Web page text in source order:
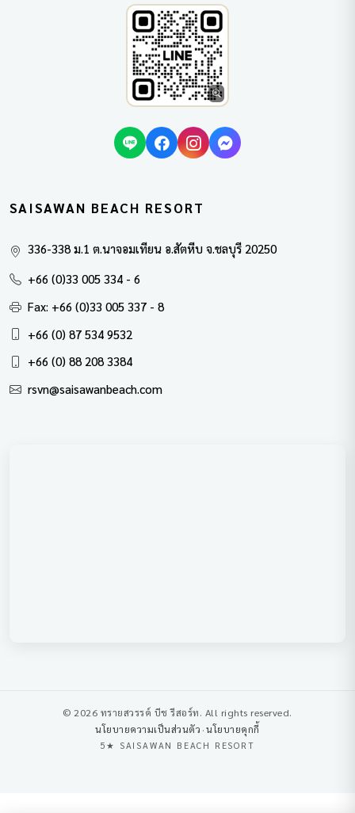
SAISAWAN BEACH RESORT
336-338 ม.1 ต.นาจอมเทียน อ.สัตหีบ จ.ชลบุรี 20250
+66 (0)33 005 334 - 6
Fax: +66 (0)33 005 337 - 8
+66 (0) 87 534 9532
+66 (0) 88 208 3384
rsvn@saisawanbeach.com
© 2026 ทรายสวรรค์ บีช รีสอร์ท. All rights reserved.
นโยบายความเป็นส่วนตัว ·นโยบายคุกกี้
5★ SAISAWAN BEACH RESORT